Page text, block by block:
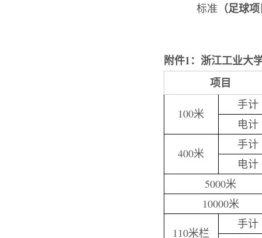
标准 （足球
附件1：浙江工业大
项目
100米
手计
电计
400米
手计
电计
5000米
10000米
110米栏
手计